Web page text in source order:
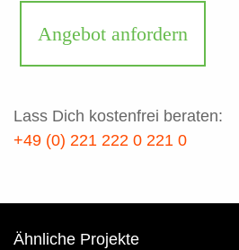
Angebot anfordern
Lass Dich kostenfrei beraten:
+49 (0) 221 222 0 221 0
Ähnliche Projekte